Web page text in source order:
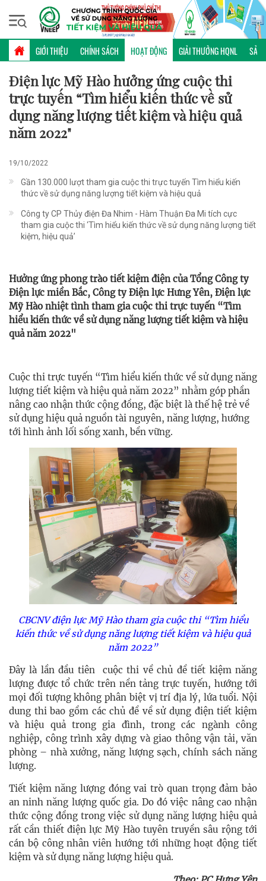
GIỚI THIỆU CHÍNH SÁCH HOẠT ĐỘNG GIẢI THƯỞNG HQNL SẢN
Thứ sáu, 07/08/2026 | 23:19 GMT+7
HOẠT ĐỘNG
Điện lực Mỹ Hào hưởng ứng cuộc thi
trực tuyến “Tìm hiểu kiến thức về sử
dụng năng lượng tiết kiệm và hiệu quả
năm 2022"
19/10/2022
Gần 130.000 lượt tham gia cuộc thi trực tuyến Tìm hiểu kiến
thức về sử dụng năng lượng tiết kiệm và hiệu quả
Công ty CP Thủy điện Đa Nhim - Hàm Thuận Đa Mi tích cực
tham gia cuộc thi ‘Tìm hiểu kiến thức về sử dụng năng lượng tiết
kiệm, hiệu quả’
Hưởng ứng phong trào tiết kiệm điện của Tổng Công ty
Điện lực miền Bắc, Công ty Điện lực Hưng Yên, Điện lực
Mỹ Hào nhiệt tình tham gia cuộc thi trực tuyến “Tìm
hiểu kiến thức về sử dụng năng lượng tiết kiệm và hiệu
quả năm 2022"
Cuộc thi trực tuyến “Tìm hiểu kiến thức về sử dụng năng
lượng tiết kiệm và hiệu quả năm 2022” nhằm góp phần
nâng cao nhận thức cộng đồng, đặc biệt là thế hệ trẻ về
sử dụng hiệu quả nguồn tài nguyên, năng lượng, hướng
tới hình ảnh lối sống xanh, bền vững.
CBCNV điện lực Mỹ Hào tham gia cuộc thi “Tìm hiểu
kiến thức về sử dụng năng lượng tiết kiệm và hiệu quả
năm 2022”
Đây là lần đầu tiên cuộc thi về chủ đề tiết kiệm năng
lượng được tổ chức trên nền tảng trực tuyến, hướng tới
mọi đối tượng không phân biệt vị trí địa lý, lứa tuổi. Nội
dung thi bao gồm các chủ đề về sử dụng điện tiết kiệm
và hiệu quả trong gia đình, trong các ngành công
nghiệp, công trình xây dựng và giao thông vận tải, văn
phòng – nhà xưởng, năng lượng sạch, chính sách năng
lượng.
Tiết kiệm năng lượng đóng vai trò quan trọng đảm bảo
an ninh năng lượng quốc gia. Do đó việc nâng cao nhận
thức cộng đồng trong việc sử dụng năng lượng hiệu quả
rất cần thiết điện lực Mỹ Hào tuyên truyền sâu rộng tới
cán bộ công nhân viên hướng tới những hoạt động tiết
kiệm và sử dụng năng lượng hiệu quả.